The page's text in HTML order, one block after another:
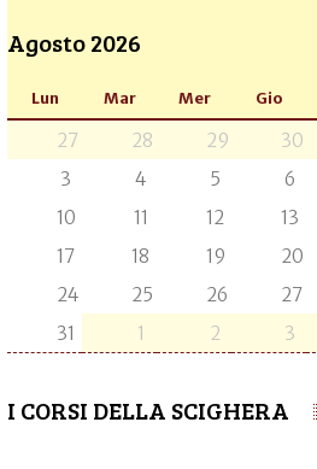
Agosto 2026
Lun Mar Mer Gio
27 28 29 30
3
4 5 6
10
11 12 13
17
18 19 20
24
25 26 27
31
1 2 3
I CORSI DELLA SCIGHERA